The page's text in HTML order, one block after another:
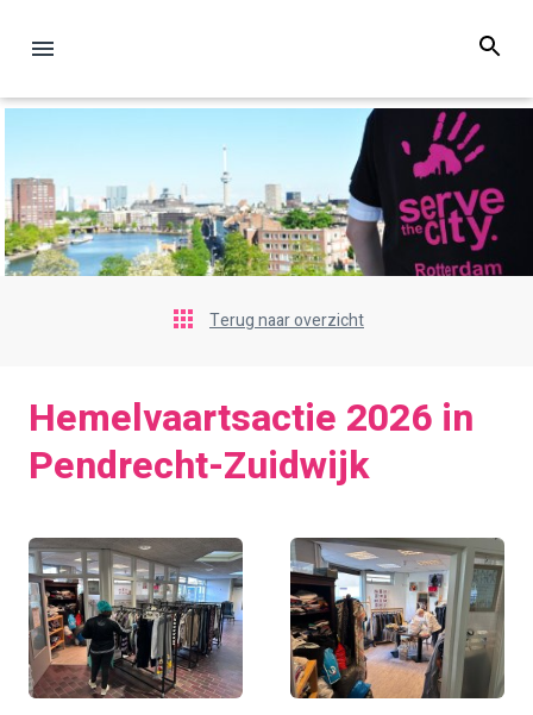
Terug naar overzicht
Hemelvaartsactie 2026 in
Pendrecht-Zuidwijk